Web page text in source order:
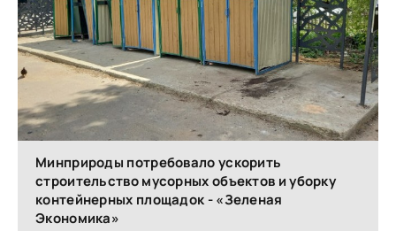
Минприроды потребовало ускорить
строительство мусорных объектов и уборку
контейнерных площадок - «Зеленая
Экономика»